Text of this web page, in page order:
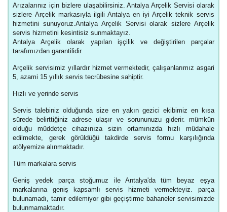
Arızalarınız için bizlere ulaşabilirsiniz. Antalya Arçelik Servisi olarak
sizlere Arçelik markasıyla ilgili Antalya en iyi Arçelik teknik servis
hizmetini sunuyoruz.Antalya Arçelik Servisi olarak sizlere Arçelik
servis hizmetini kesintisiz sunmaktayız.
Antalya Arçelik olarak yapılan işçilik ve değiştirilen parçalar
tarafımızdan garantilidir.
Arçelik servisimiz yıllardır hizmet vermektedir, çalışanlarımız asgari
5, azami 15 yıllık servis tecrübesine sahiptir.
Hızlı ve yerinde servis
Servis talebiniz olduğunda size en yakın gezici ekibimiz en kısa
sürede belirttiğiniz adrese ulaşır ve sorununuzu giderir. mümkün
olduğu müddetçe cihazınıza sizin ortamınızda hızlı müdahale
edilmekte, gerek görüldüğü takdirde servis formu karşılığında
atölyemize alınmaktadır.
Tüm markalara servis
Geniş yedek parça stoğumuz ile Antalya'da tüm beyaz eşya
markalarına geniş kapsamlı servis hizmeti vermekteyiz. parça
bulunamadı, tamir edilemiyor gibi geçiştirme bahaneler servisimizde
bulunmamaktadır.